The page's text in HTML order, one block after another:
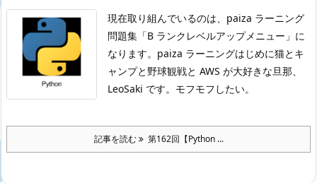
現在取り組んでいるのは、paiza ラーニング
問題集「B ランクレベルアップメニュー」に
なります。 paiza ラーニングはじめに猫とキ
ャンプと野球観戦と AWS が大好きな旦那、
LeoSaki です。モフモフしたい。
記事を読む 第162回【Python ...